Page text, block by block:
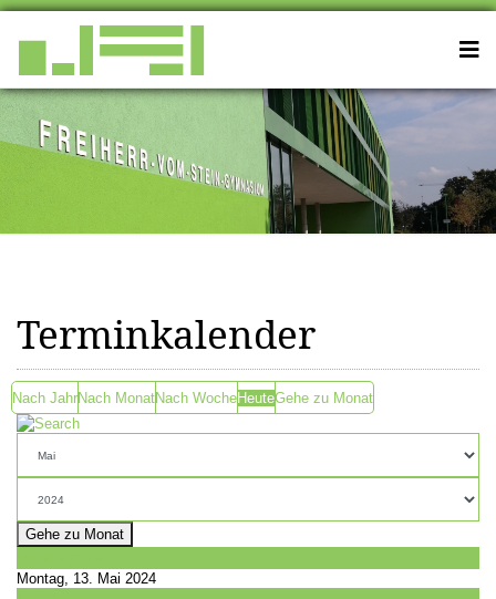
Terminkalender
Nach JahrNach MonatNach WocheHeuteGehe zu Monat
Gehe zu Monat
Montag, 13. Mai 2024